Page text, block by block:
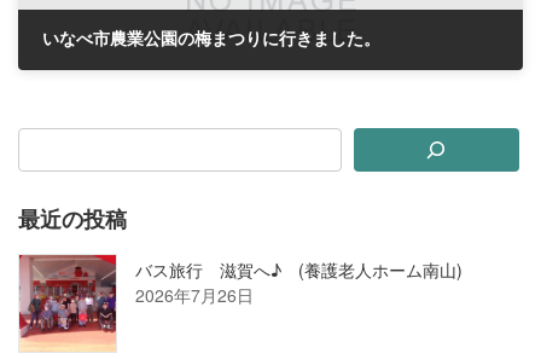
いなべ市農業公園の梅まつりに行きました。
最近の投稿
バス旅行 滋賀へ♪ (養護老人ホーム南山)
2026年7月26日